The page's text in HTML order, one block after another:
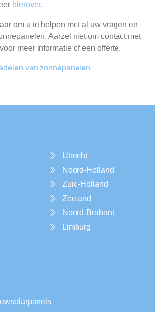
hierover.
om u te helpen met al uw vragen en
Aarzel niet om contact met
meer informatie of een offerte.
van zonnepanelen
Utrecht
Noord-Holland
Zuid-Holland
Zeeland
Noord-Brabant
Limburg